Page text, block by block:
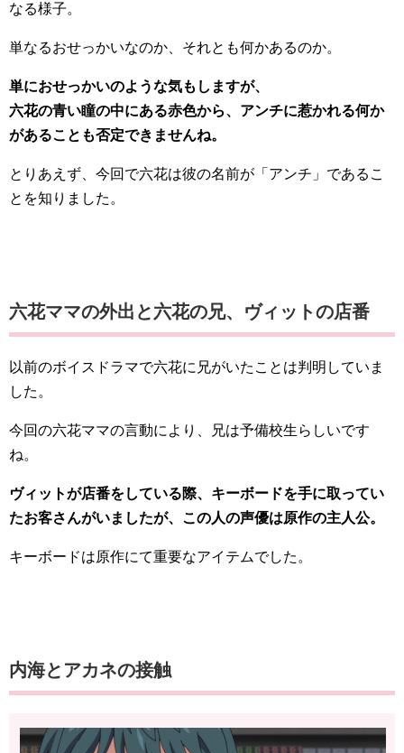
なる様子。
単なるおせっかいなのか、それとも何かあるのか。
単におせっかいのような気もしますが、
六花の青い瞳の中にある赤色から、アンチに惹かれる何か
があることも否定できませんね。
とりあえず、今回で六花は彼の名前が「アンチ」であるこ
とを知りました。
六花ママの外出と六花の兄、ヴィットの店番
以前のボイスドラマで六花に兄がいたことは判明していま
した。
今回の六花ママの言動により、兄は予備校生らしいです
ね。
ヴィットが店番をしている際、キーボードを手に取ってい
たお客さんがいましたが、この人の声優は原作の主人公。
キーボードは原作にて重要なアイテムでした。
内海とアカネの接触